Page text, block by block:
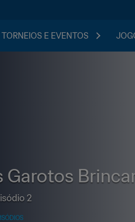
TORNEIOS E EVENTOS
Garotos
2